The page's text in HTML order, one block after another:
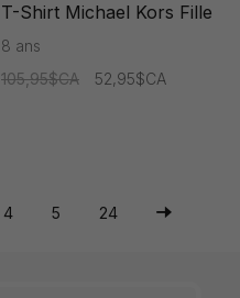
T-Shirt Michael Kors Fille
8 ans
105,95$CA
52,95$CA
4 5 24